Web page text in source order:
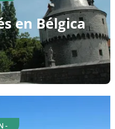
en Bélgica
-